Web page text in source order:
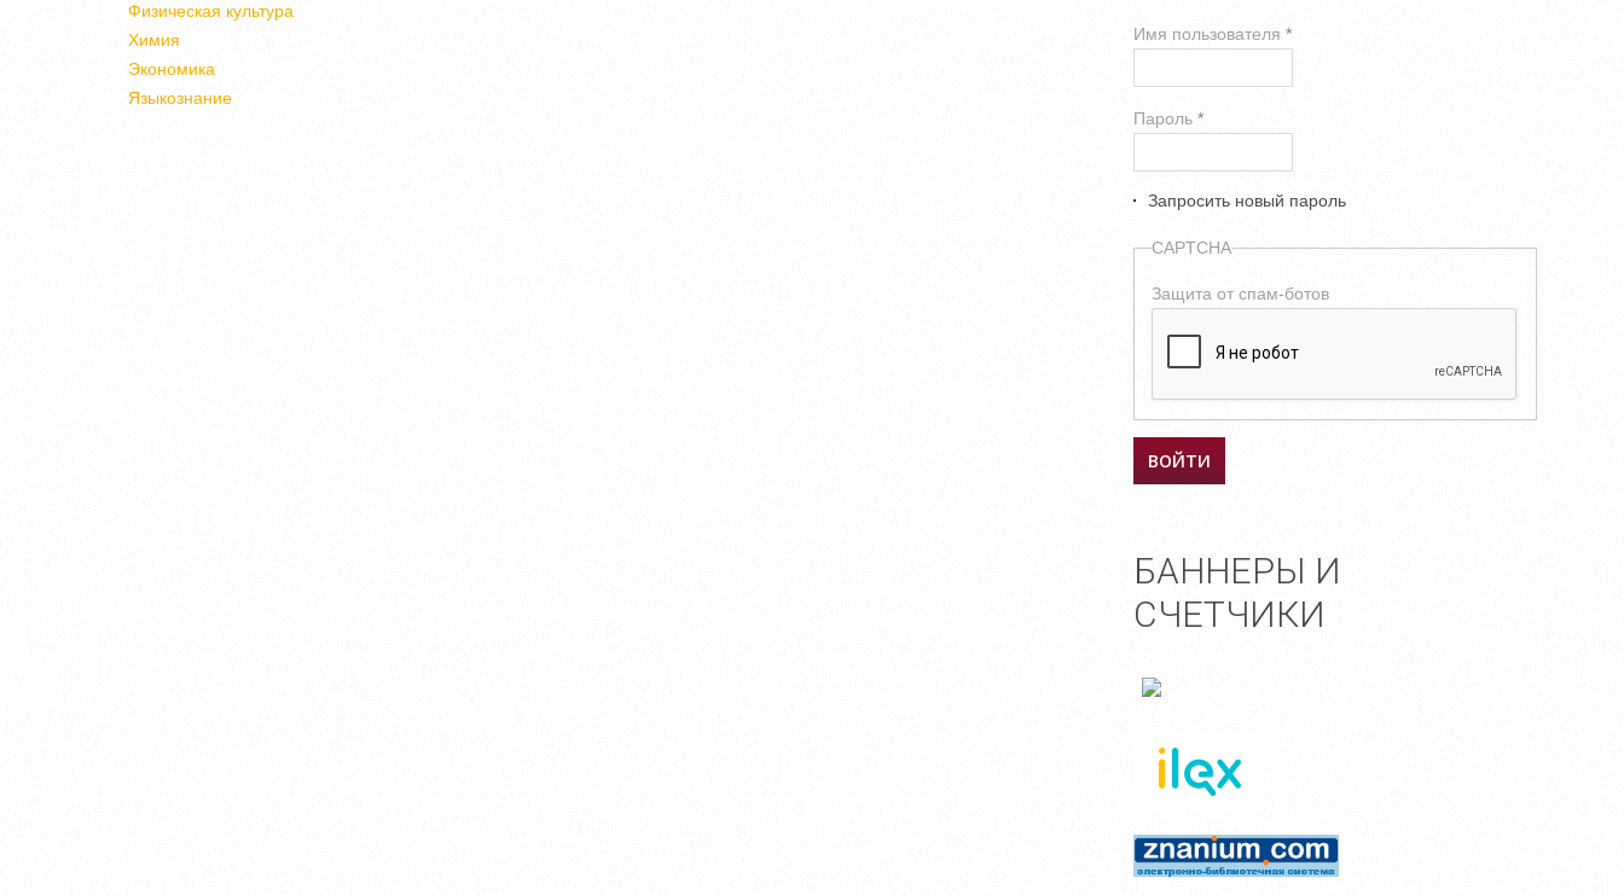
Имя пользователя *
Пароль *
Запросить новый пароль
CAPTCHA
Защита от спам-ботов
БАННЕРЫ И
СЧЕТЧИКИ
Физическая культура
Химия
Экономика
Языкознание